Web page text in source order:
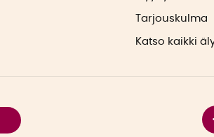
Tarjouskulma
Katso kaikki